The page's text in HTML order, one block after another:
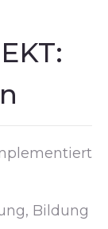
Bildung